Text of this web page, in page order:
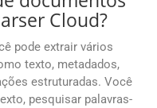
Cloud?
pode extrair vários
texto, metadados,
estruturadas. Você
pesquisar palavras-